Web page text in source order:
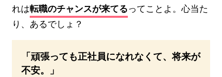
れは転職のチャンスが来てるってことよ。心当た
り、あるでしょ？
「頑張っても正社員になれなくて、将来が
不安。」